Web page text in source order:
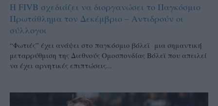
Η FIVB σχεδιάζει να διοργανώσει το Παγκόσμιο
Πρωτάθλημα τον Δεκέμβριο – Αντιδρούν οι
σύλλογοι
“Φωτιές” έχει ανάψει στο παγκόσμιο βόλεϊ μια σημαντική
μεταρρύθμιση της Διεθνούς Ομοσπονδίας Βόλεϊ που απειλεί
να έχει αρνητικές επιπτώσεις...